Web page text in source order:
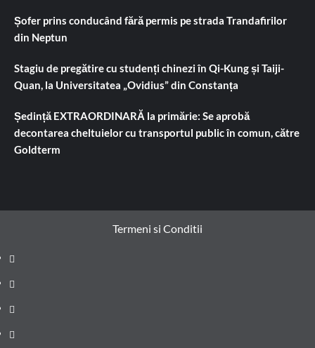
Șofer prins conducând fără permis pe strada Trandafirilor
din Neptun
Stagiu de pregătire cu studenți chinezi în Qi-Kung și Taiji-
Quan, la Universitatea „Ovidius” din Constanța
Ședință EXTRAORDINARĂ la primărie: Se aprobă
decontarea cheltuielor cu transportul public în comun, către
Goldterm
Termeni si Conditii
Prima
pagină
Știri
de
ultima
Administrație
locală
Actualitate